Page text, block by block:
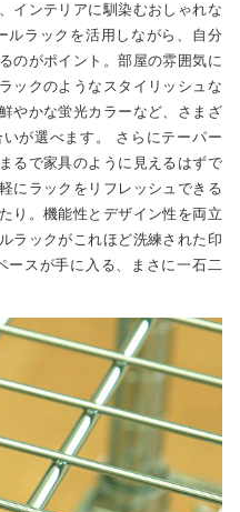
インテリアに馴染むおしゃれな
ルラックを活用しながら、自分
のがポイント。部屋の雰囲気に
ックのようなスタイリッシュな
やかな蛍光カラーなど、さまざ
が選べます。 さらにテーパー
るで家具のように見えるはずで
にラックをリフレッシュできる
り。機能性とデザイン性を両立
ラックがこれほど洗練された印
ースが手に入る、まさに一石二